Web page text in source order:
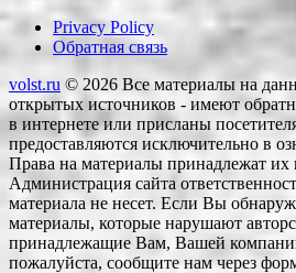
Privacy Policy
Обратная связь
volst.ru © 2026 Все материалы на
открытых источников - имеют
в интернете или присланы
предоставляются исключительно в
Права на материалы принадлежат их
Администрация сайта
материала не несет. Если Вы
материалы, которые нарушают
принадлежащие Вам, Вашей
пожалуйста, сообщите нам через